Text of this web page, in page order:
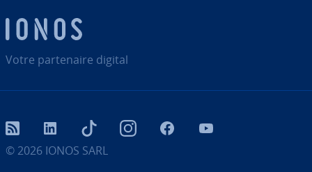
Votre par­te­naire digital
© 2026 IONOS SARL
RSS LinkedIn tiktok InstagramFacebook